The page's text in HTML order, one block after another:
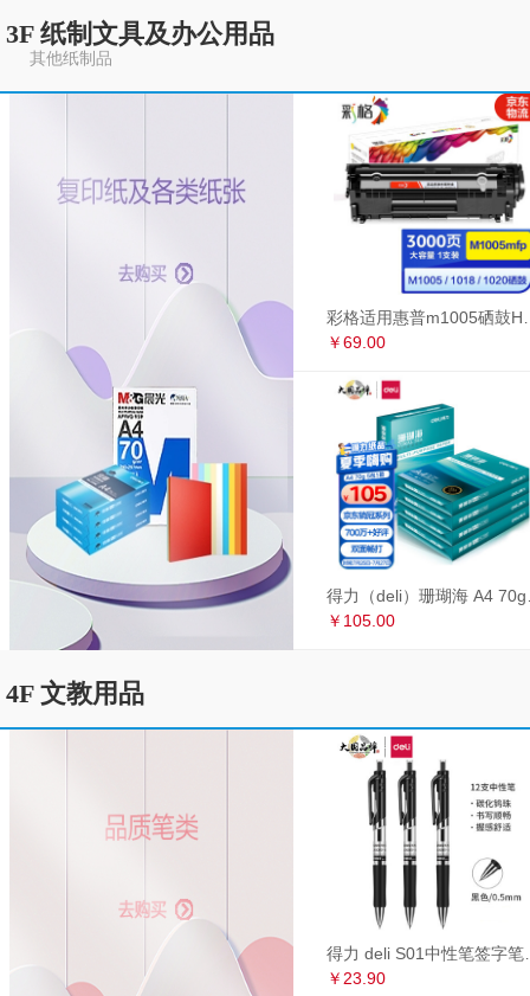
3F 纸制文具及办公用品
其他纸制品
￥69.00
￥105.00
4F 文教用品
￥23.90